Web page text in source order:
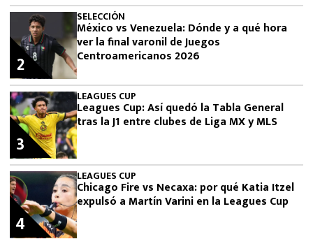
SELECCIÓN
México vs Venezuela: Dónde y a qué hora
ver la final varonil de Juegos
Centroamericanos 2026
2
LEAGUES CUP
Leagues Cup: Así quedó la Tabla General
tras la J1 entre clubes de Liga MX y MLS
3
LEAGUES CUP
Chicago Fire vs Necaxa: por qué Katia Itzel
expulsó a Martín Varini en la Leagues Cup
4